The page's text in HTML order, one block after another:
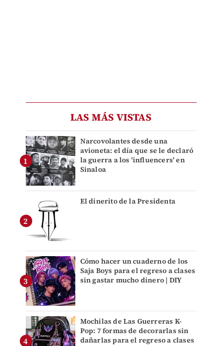
LAS MÁS VISTAS
Narcovolantes desde una
avioneta: el día que se le declaró
la guerra a los 'influencers' en
Sinaloa
El dinerito de la Presidenta
Cómo hacer un cuaderno de los
Saja Boys para el regreso a clases
sin gastar mucho dinero | DIY
Mochilas de Las Guerreras K-
Pop: 7 formas de decorarlas sin
dañarlas para el regreso a clases